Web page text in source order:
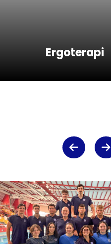
Ergoterapi